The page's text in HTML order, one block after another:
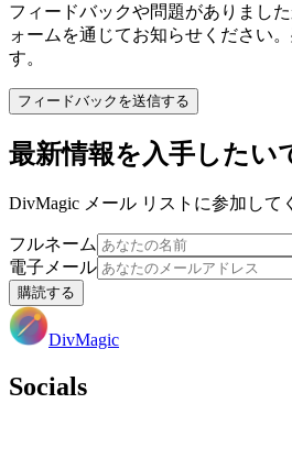
フィードバックや問題がありまし
ォームを通じてお知らせください
す。
フィードバックを送信する
最新情報を入手したい
DivMagic メール リストに参加して
フルネーム
電子メール
購読する
DivMagic
Socials